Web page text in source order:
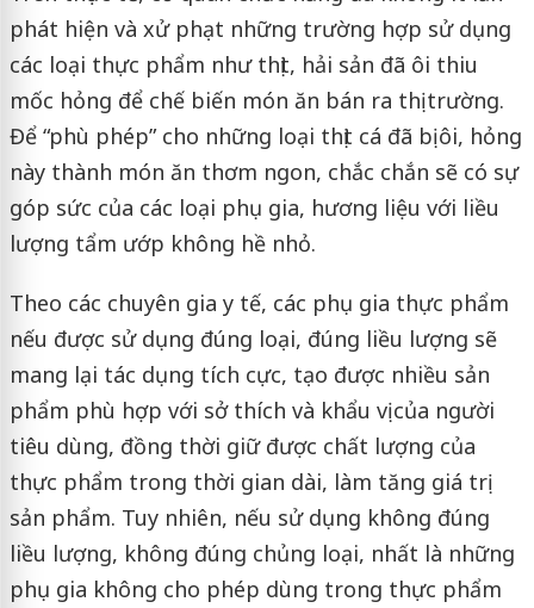
phát hiện và xử phạt những trường hợp sử dụng
các loại thực phẩm như thịt, hải sản đã ôi thiu
mốc hỏng để chế biến món ăn bán ra thị trường.
Để “phù phép” cho những loại thịt cá đã bị ôi, hỏng
này thành món ăn thơm ngon, chắc chắn sẽ có sự
góp sức của các loại phụ gia, hương liệu với liều
lượng tẩm ướp không hề nhỏ.
Theo các chuyên gia y tế, các phụ gia thực phẩm
nếu được sử dụng đúng loại, đúng liều lượng sẽ
mang lại tác dụng tích cực, tạo được nhiều sản
phẩm phù hợp với sở thích và khẩu vị của người
tiêu dùng, đồng thời giữ được chất lượng của
thực phẩm trong thời gian dài, làm tăng giá trị
sản phẩm. Tuy nhiên, nếu sử dụng không đúng
liều lượng, không đúng chủng loại, nhất là những
phụ gia không cho phép dùng trong thực phẩm